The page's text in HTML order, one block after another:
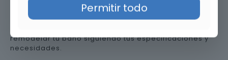
remodelar tu baño siguiendo tus especificaciones y
necesidades.
Permitir todo